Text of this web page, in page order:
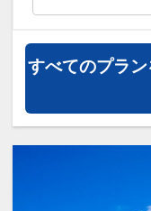
●お部屋にミ
♪（おひとり
●朝食券をラ
ランの場合）
※旅行代金に
ーからお進
「空室照会
【６０日前
ご宿泊の６
すべてのプラ